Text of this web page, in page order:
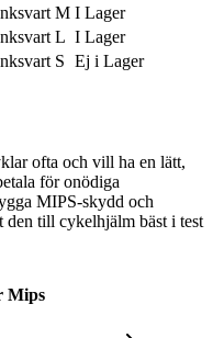
M I Lager
L I Lager
S Ej i Lager
ofta och vill ha en lätt,
för onödiga
MIPS-skydd och
den till cykelhjälm bäst i test
Mips